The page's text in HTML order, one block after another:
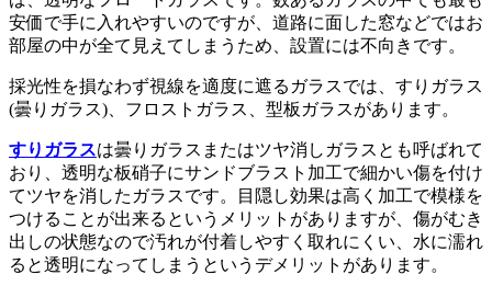
安価で手に入れやすいのですが、道路に面した窓などではお
部屋の中が全て見えてしまうため、設置には不向きです。
採光性を損なわず視線を適度に遮るガラスでは、すりガラス
(曇りガラス)、フロストガラス、型板ガラスがあります。
すりガラスは曇りガラスまたはツヤ消しガラスとも呼ばれて
おり、透明な板硝子にサンドブラスト加工で細かい傷を付け
てツヤを消したガラスです。目隠し効果は高く加工で模様を
つけることが出来るというメリットがありますが、傷がむき
出しの状態なので汚れが付着しやすく取れにくい、水に濡れ
ると透明になってしまうというデメリットがあります。